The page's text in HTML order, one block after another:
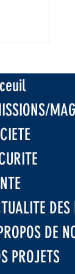
DE
PROJETS